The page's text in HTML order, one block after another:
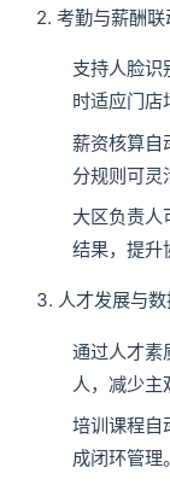
2. 考勤与薪酬联
支持人脸识
时适应门店
薪资核算自
分规则可灵
大区负责人
结果，提升
3. 人才发展与
通过人才素
人，减少主
培训课程自
成闭环管理。